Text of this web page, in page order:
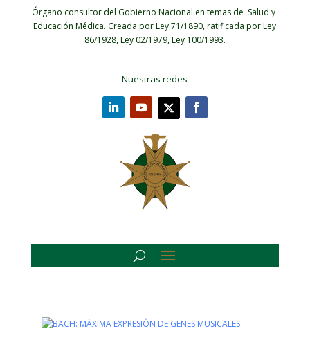
Órgano consultor del Gobierno Nacional en temas de Salud y
Educación Médica. Creada por Ley 71/1890, ratificada por Ley
86/1928, Ley 02/1979, Ley 100/1993.
Nuestras redes